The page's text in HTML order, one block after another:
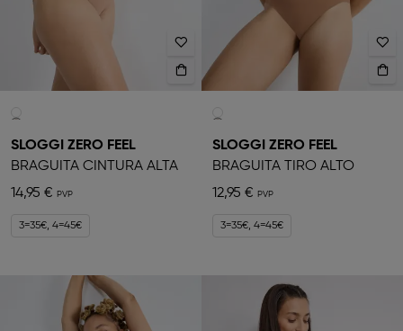
SLOGGI ZERO FEEL
BRAGUITA CINTURA ALTA
14,95 €
3=35€, 4=45€
SLOGGI ZERO FEEL
BRAGUITA TIRO ALTO
12,95 €
3=35€, 4=45€